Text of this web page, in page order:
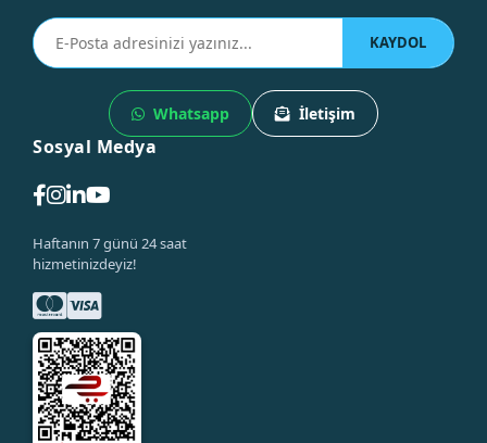
KAYDOL
Whatsapp İletişim
Sosyal Medya
Haftanın 7 günü 24 saat
hizmetinizdeyiz!